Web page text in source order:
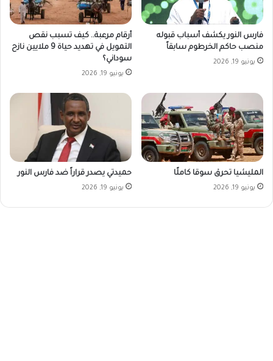
فارس النور يكشف أسباب قبوله
منصب حاكم الخرطوم سابقاً
يونيو 19, 2026
أرقام مرعبة.. كيف تسبب نقص
التمويل في تهديد حياة 9 ملايين نازح
سوداني؟
يونيو 19, 2026
المليشيا تحرق سوقا كاملًا
يونيو 19, 2026
حميدتي يصدر قراراً ضد فارس النور
يونيو 19, 2026